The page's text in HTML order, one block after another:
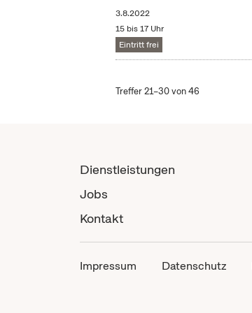
3.8.2022
15 bis 17 Uhr
Eintritt frei
Treffer 21–30 von 46
Dienstleistungen
Jobs
Kontakt
Impressum Datenschutz